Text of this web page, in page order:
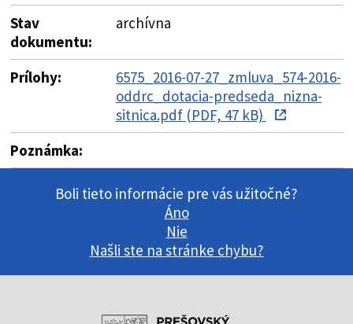
Stav
dokumentu:
archívna
Prílohy:
6575_2016-07-27_zmluva_574-2016-
oddrc_dotacia-predseda_nizna-
sitnica.pdf (PDF, 47 kB)
Poznámka:
Boli tieto informácie pre vás užitočné?
Áno
Nie
Našli ste na stránke chybu?